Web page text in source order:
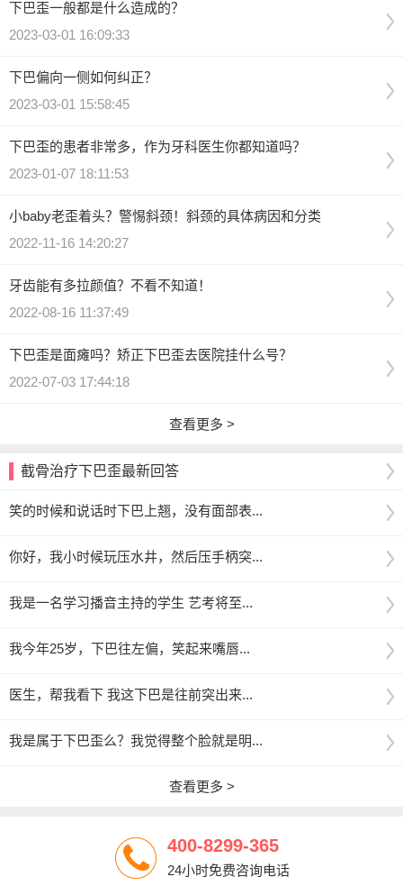
下巴歪一般都是什么造成的？
2023-03-01 16:09:33
下巴偏向一侧如何纠正？
2023-03-01 15:58:45
下巴歪的患者非常多，作为牙科医生你都知道吗？
2023-01-07 18:11:53
小baby老歪着头？警惕斜颈！斜颈的具体病因和分类
2022-11-16 14:20:27
牙齿能有多拉颜值？不看不知道！
2022-08-16 11:37:49
下巴歪是面瘫吗？矫正下巴歪去医院挂什么号？
2022-07-03 17:44:18
查看更多 >
截骨治疗下巴歪最新回答
笑的时候和说话时下巴上翘，没有面部表...
你好，我小时候玩压水井，然后压手柄突...
我是一名学习播音主持的学生 艺考将至...
我今年25岁，下巴往左偏，笑起来嘴唇...
医生，帮我看下 我这下巴是往前突出来...
我是属于下巴歪么？我觉得整个脸就是明...
查看更多 >
400-8299-365
24小时免费咨询电话